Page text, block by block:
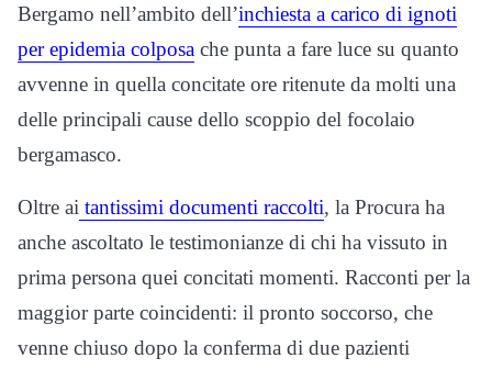
Bergamo nell’ambito dell’inchiesta a carico di ignoti
per epidemia colposa che punta a fare luce su quanto
avvenne in quella concitate ore ritenute da molti una
delle principali cause dello scoppio del focolaio
bergamasco.
Oltre ai tantissimi documenti raccolti, la Procura ha
anche ascoltato le testimonianze di chi ha vissuto in
prima persona quei concitati momenti. Racconti per la
maggior parte coincidenti: il pronto soccorso, che
venne chiuso dopo la conferma di due pazienti